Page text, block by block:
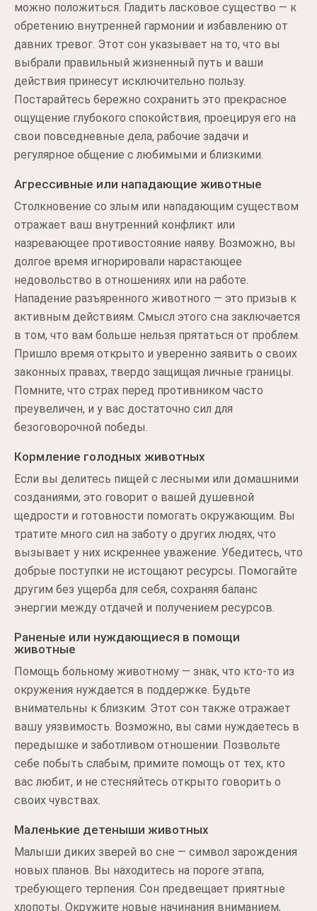
можно положиться. Гладить ласковое существо — к
обретению внутренней гармонии и избавлению от
давних тревог. Этот сон указывает на то, что вы
выбрали правильный жизненный путь и ваши
действия принесут исключительно пользу.
Постарайтесь бережно сохранить это прекрасное
ощущение глубокого спокойствия, проецируя его на
свои повседневные дела, рабочие задачи и
регулярное общение с любимыми и близкими.
Агрессивные или нападающие животные
Столкновение со злым или нападающим существом
отражает ваш внутренний конфликт или
назревающее противостояние наяву. Возможно, вы
долгое время игнорировали нарастающее
недовольство в отношениях или на работе.
Нападение разъяренного животного — это призыв к
активным действиям. Смысл этого сна заключается
в том, что вам больше нельзя прятаться от проблем.
Пришло время открыто и уверенно заявить о своих
законных правах, твердо защищая личные границы.
Помните, что страх перед противником часто
преувеличен, и у вас достаточно сил для
безоговорочной победы.
Кормление голодных животных
Если вы делитесь пищей с лесными или домашними
созданиями, это говорит о вашей душевной
щедрости и готовности помогать окружающим. Вы
тратите много сил на заботу о других людях, что
вызывает у них искреннее уважение. Убедитесь, что
добрые поступки не истощают ресурсы. Помогайте
другим без ущерба для себя, сохраняя баланс
энергии между отдачей и получением ресурсов.
Раненые или нуждающиеся в помощи
животные
Помощь больному животному — знак, что кто-то из
окружения нуждается в поддержке. Будьте
внимательны к близким. Этот сон также отражает
вашу уязвимость. Возможно, вы сами нуждаетесь в
передышке и заботливом отношении. Позвольте
себе побыть слабым, примите помощь от тех, кто
вас любит, и не стесняйтесь открыто говорить о
своих чувствах.
Маленькие детеныши животных
Малыши диких зверей во сне — символ зарождения
новых планов. Вы находитесь на пороге этапа,
требующего терпения. Сон предвещает приятные
хлопоты. Окружите новые начинания вниманием,